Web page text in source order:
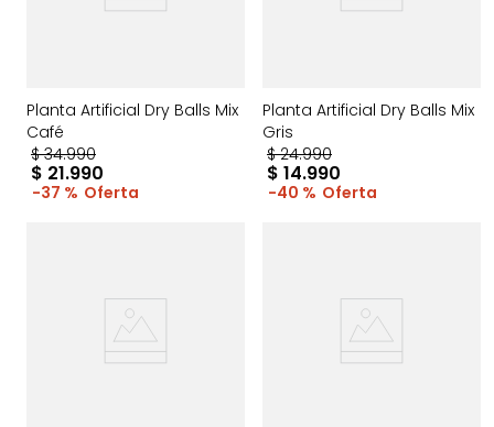
Planta Artificial Dry Balls Mix
Café
$ 34.990
$ 21.990
37 %
Planta Artificial Dry Balls Mix
Gris
$ 24.990
$ 14.990
40 %